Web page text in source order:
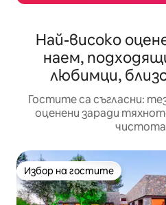
Най-високо
наем,
любимци,
Гостите са съгласни:
оценени заради
чистота
Избор на гостите
Избор на гостите